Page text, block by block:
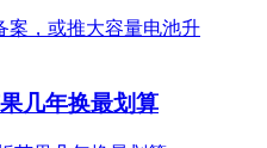
几年换最划算